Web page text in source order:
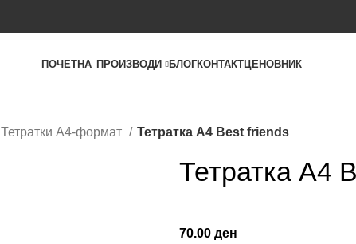
ПОЧЕТНА ПРОИЗВОДИ БЛОГКОНТАКТЦЕНОВНИК
Тетратки А4-формат Тетратка А4 Best friends
Тетратка А4
70.00 ден